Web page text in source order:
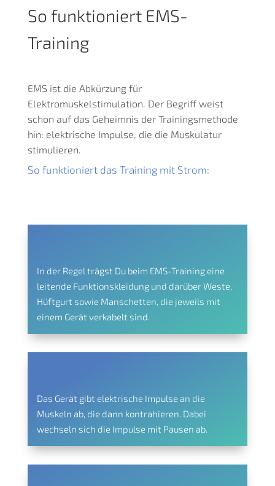
So funktioniert EMS-
Training
EMS ist die Abkürzung für
Elektromuskelstimulation. Der Begriff weist
schon auf das Geheimnis der Trainingsmethode
hin: elektrische Impulse, die die Muskulatur
stimulieren.
So funktioniert das Training mit Strom:
In der Regel trägst Du beim EMS-Training eine
leitende Funktionskleidung und darüber Weste,
Hüftgurt sowie Manschetten, die jeweils mit
einem Gerät verkabelt sind.
Das Gerät gibt elektrische Impulse an die
Muskeln ab, die dann kontrahieren. Dabei
wechseln sich die Impulse mit Pausen ab.